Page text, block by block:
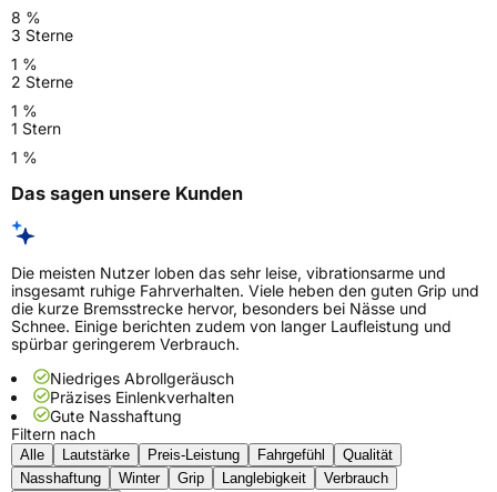
8 %
3 Sterne
1 %
2 Sterne
1 %
1 Stern
1 %
Das sagen unsere Kunden
Die meisten Nutzer loben das sehr leise, vibrationsarme und
insgesamt ruhige Fahrverhalten. Viele heben den guten Grip und
die kurze Bremsstrecke hervor, besonders bei Nässe und
Schnee. Einige berichten zudem von langer Laufleistung und
spürbar geringerem Verbrauch.
Niedriges Abrollgeräusch
Präzises Einlenkverhalten
Gute Nasshaftung
Filtern nach
Alle Lautstärke Preis-Leistung Fahrgefühl
Qualität
Nasshaftung
Winter Grip Langlebigkeit
Verbrauch